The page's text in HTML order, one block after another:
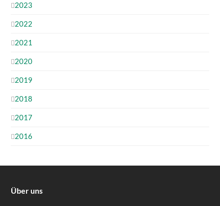
2023
2022
2021
2020
2019
2018
2017
2016
Über uns